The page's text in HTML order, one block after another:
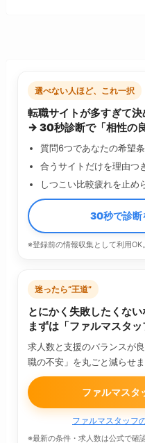
選べない人ほど、これ一択
転職サイトが多すぎて
→ 30秒診断で「相性の
質問6つであなたの希望
合うサイトだけを理由つ
しつこい比較疲れを止め
30秒で診断
※登録前の情報収集として利用OK
迷ったら“王道”
とにかく失敗したくない
まずは「ファルマスタ
求人数と支援のバランスが
職の不安」を丸ごと減らせま
ファルマスタ
ファルマスタッフ
※最新の条件・求人数は公式で確